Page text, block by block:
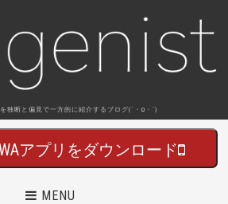
独断と偏見で一方的に紹介するブログ(´・Ω・`)
アプリをダウンロード
MENU